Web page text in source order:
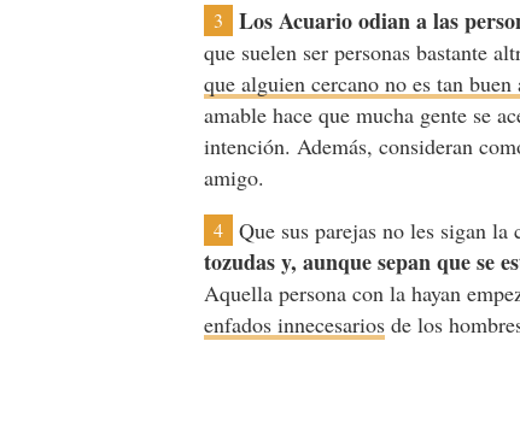
3 Los Acuario odian a las
que suelen ser personas bastante
que alguien cercano no es tan
amable hace que mucha gente se
intención. Además, consideran
amigo.
4 Que sus parejas no les sigan
tozudas y, aunque sepan que se
Aquella persona con la hayan
enfados innecesarios de los